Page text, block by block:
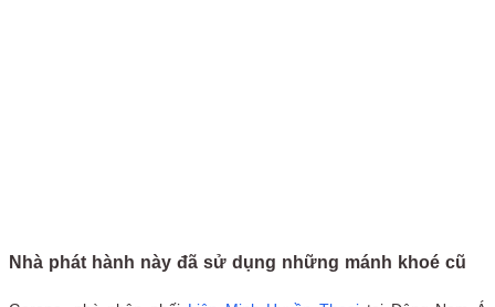
Nhà phát hành này đã sử dụng những mánh khoé cũ